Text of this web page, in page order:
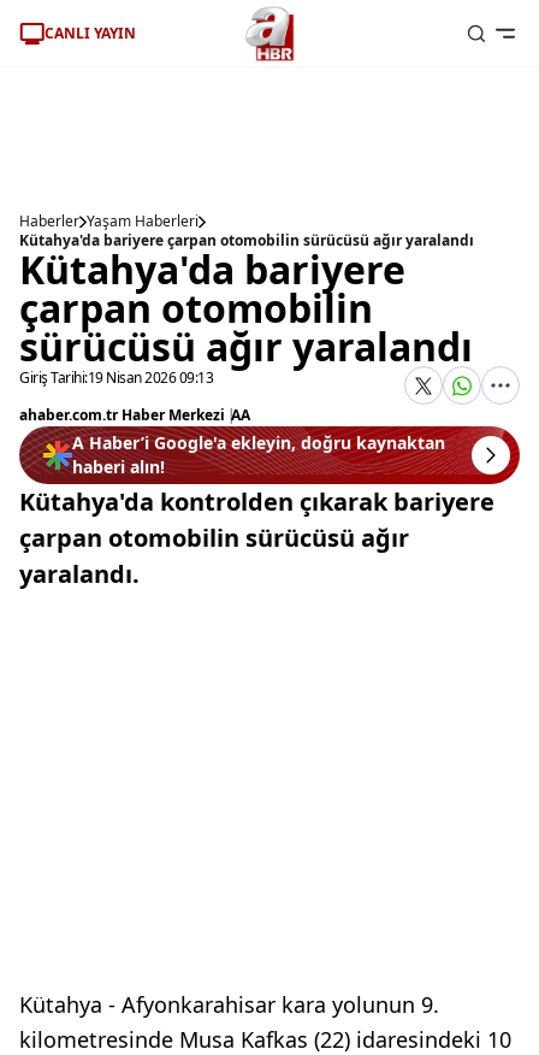
CANLI YAYIN
Haberler Yaşam Haberleri
Kütahya'da bariyere çarpan otomobilin sürücüsü ağır yaralandı
Kütahya'da bariyere
çarpan otomobilin
sürücüsü ağır yaralandı
Giriş Tarihi:19 Nisan 2026 09:13
ahaber.com.tr Haber Merkezi |AA
A Haber’i Google'a ekleyin, doğru kaynaktan
haberi alın!
Kütahya'da kontrolden çıkarak bariyere
çarpan otomobilin sürücüsü ağır
yaralandı.
Kütahya - Afyonkarahisar kara yolunun 9.
kilometresinde Musa Kafkas (22) idaresindeki 10